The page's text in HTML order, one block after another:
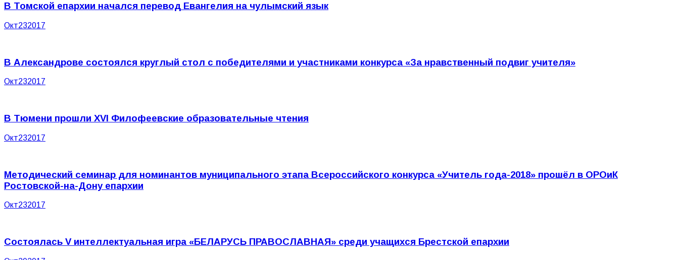
В Томской епархии начался перевод Евангелия на чулымский язык
Окт232017
В Александрове состоялся круглый стол с победителями и участниками конкурса «За нравственный подвиг учителя»
Окт232017
В Тюмени прошли XVI Филофеевские образовательные чтения
Окт232017
Методический семинар для номинантов муниципального этапа Всероссийского конкурса «Учитель года-2018» прошёл в ОРОиК
Ростовской-на-Дону епархии
Окт232017
Состоялась V интеллектуальная игра «БЕЛАРУСЬ ПРАВОСЛАВНАЯ» среди учащихся Брестской епархии